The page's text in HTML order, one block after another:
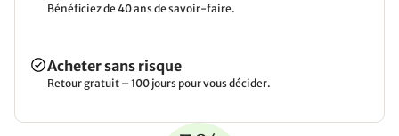
Bénéficiez de 40 ans de savoir-faire.
Acheter sans risque
Retour gratuit – 100 jours pour vous décider.